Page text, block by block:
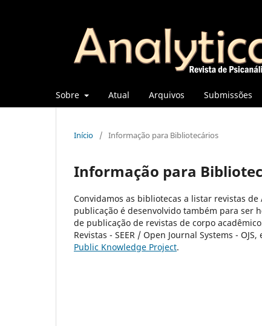
Sobre Atual Arquivos Submissões
Início / Informação para Bibliotecários
Informação para
Convidamos as bibliotecas a listar revistas
publicação é desenvolvido também para ser
de publicação de revistas de corpo
Revistas - SEER / Open Journal Systems -
Public Knowledge Project.